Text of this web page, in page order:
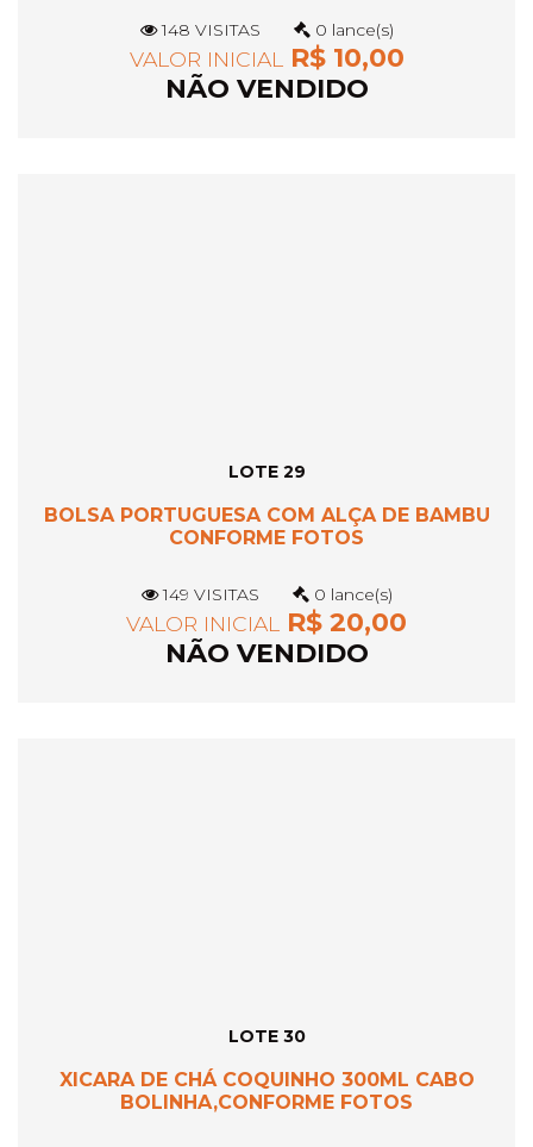
148 VISITAS 0 lance(s)
VALOR INICIAL R$ 10,00
NÃO VENDIDO
LOTE 29
BOLSA PORTUGUESA COM ALÇA DE BAMBU
CONFORME FOTOS
149 VISITAS 0 lance(s)
VALOR INICIAL
R$ 20,00
NÃO VENDIDO
LOTE 30
XICARA DE CHÁ COQUINHO 300ML CABO
BOLINHA,CONFORME FOTOS